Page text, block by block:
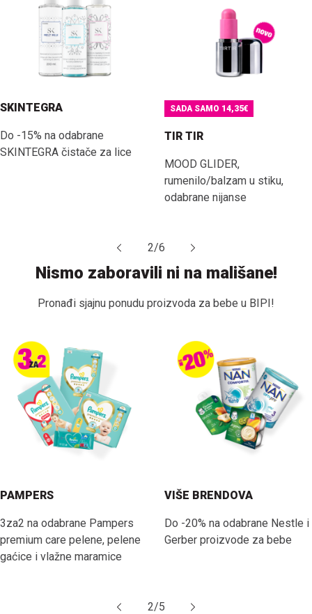
SKINTEGRA
Do -15% na odabrane
SKINTEGRA čistače za lice
SADA SAMO 14,35€
TIR TIR
MOOD GLIDER,
rumenilo/balzam u stiku,
odabrane nijanse
2/6
Nismo zaboravili ni na mališane!
Pronađi sjajnu ponudu proizvoda za bebe u BIPI!
PAMPERS
3za2 na odabrane Pampers
premium care pelene, pelene
gaćice i vlažne maramice
VIŠE BRENDOVA
Do -20% na odabrane Nestle i
Gerber proizvode za bebe
2/5